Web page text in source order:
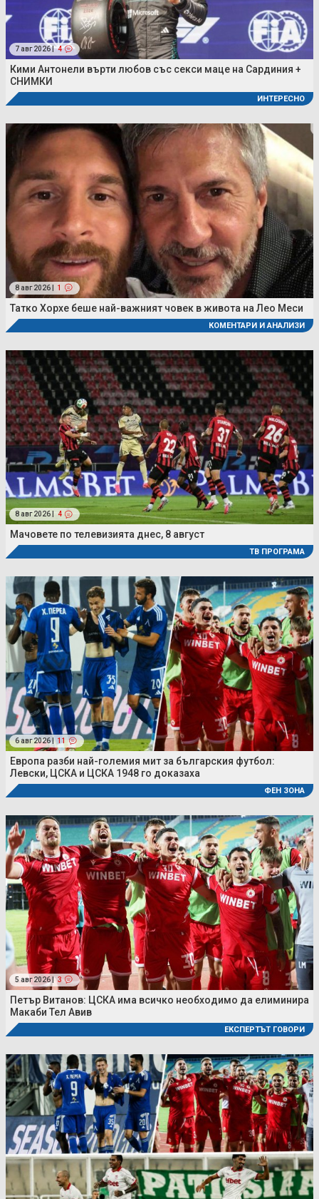
7 авг 2026 | 4
Кими Антонели върти любов със секси маце на Сардиния +
СНИМКИ
ИНТЕРЕСНО
8 авг 2026 | 1
Татко Хорхе беше най-важният човек в живота на Лео Меси
КОМЕНТАРИ И АНАЛИЗИ
8 авг 2026 | 4
Мачовете по телевизията днес, 8 август
ТВ ПРОГРАМА
6 авг 2026 | 11
Европа разби най-големия мит за българския футбол:
Левски, ЦСКА и ЦСКА 1948 го доказаха
ФЕН ЗОНА
5 авг 2026 | 3
Петър Витанов: ЦСКА има всичко необходимо да елиминира
Макаби Тел Авив
ЕКСПЕРТЪТ ГОВОРИ